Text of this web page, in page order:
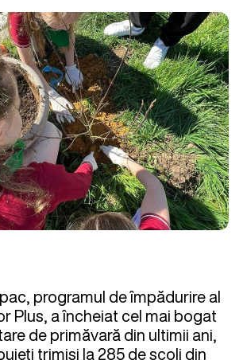
programul de împădurire al
Plus, a încheiat cel mai bogat
de primăvară din ultimii ani,
trimiși la 285 de școli din